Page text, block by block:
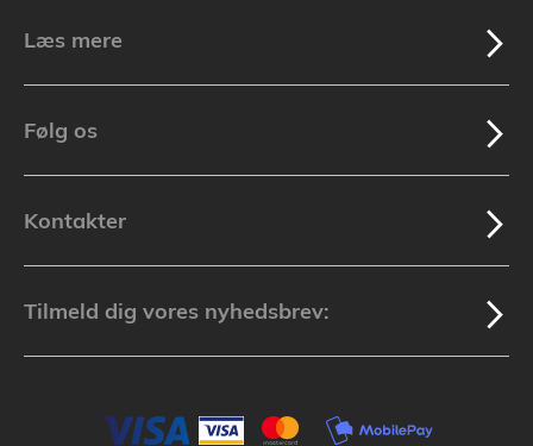
Læs mere
Følg os
Kontakter
Tilmeld dig vores nyhedsbrev: